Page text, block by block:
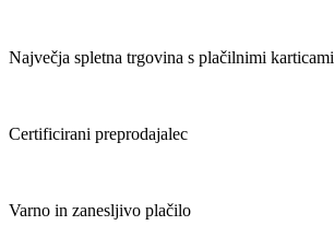
Največja spletna trgovina s plačilnimi karticami
Certificirani preprodajalec
Varno in zanesljivo plačilo